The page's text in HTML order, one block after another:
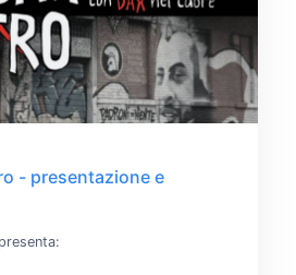
- presentazione e